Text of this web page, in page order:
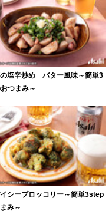
塩辛炒め バター風味～簡単3
つまみ～
シーブロッコリー～簡単3step
み～